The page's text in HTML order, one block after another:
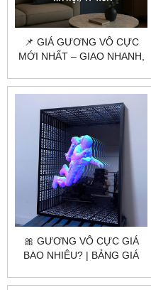
📌 GIÁ GƯƠNG VÔ CỰC
MỚI NHẤT – GIAO NHANH,
🎀 GƯƠNG VÔ CỰC GIÁ
BAO NHIÊU? | BẢNG GIÁ
CITYBUILDING